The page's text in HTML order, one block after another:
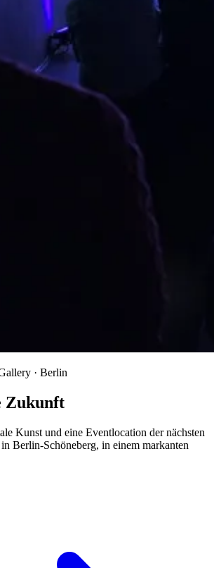
· Berlin
Zukunft
Kunst und eine Eventlocation der nächsten
Berlin-Schöneberg, in einem markanten